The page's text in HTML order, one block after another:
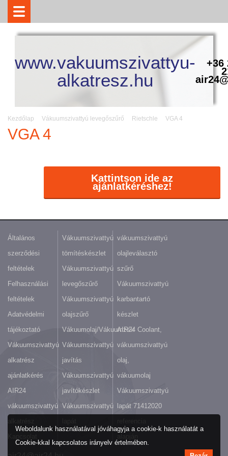
www.vakuumszivattyu-
alkatresz.hu
+36
Kezdőlap Vákuumszivattyú levegőszűrő Rietschle VGA 4
VGA 4
Kattintson ide az
ajánlatkéréshez!
Általános
szerződési
feltételek
Felhasználási
feltételek
Adatvédelmi
tájékoztató
Vákuumszivattyú
alkatrész
ajánlatkérés
AIR24
vákuumszivattyú
Vákuumszivattyú
tömítéskészlet
Vákuumszivattyú
levegőszűrő
Vákuumszivattyú
olajszűrő
Vákuumolaj/Vákuumzsír
Vákuumszivattyú
javítás
Vákuumszivattyú
javítókészlet
Vákuumszivattyú
vákuumszivattyú
olajleválasztó
szűrő
Vákuumszivattyú
karbantartó
készlet
AIR24 Coolant,
vákuumszivattyú
olaj,
vákuumolaj
Vákuumszivattyú
lapát 71412020
Weboldalunk használatával jóváhagyja a cookie-k használatát a
Cookie-kkal kapcsolatos irányelv értelmében.